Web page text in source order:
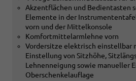
[5MF]
Dekoreinlagen
Aluminium
matt
gebürstet
silber
oder
[5TK]
Akzentflächen und Bedientasten
Elemente in der
vorn und der Mittelkonsole
Komfortmittelarmlehne vorn
Vordersitze elektrisch einstellbar
Einstellung von Sitzhöhe,
Lehnenneigung sowie manueller
Oberschenkelauflage